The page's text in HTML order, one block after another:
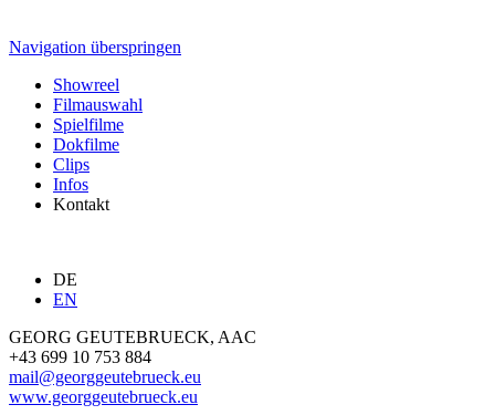
Navigation überspringen
Showreel
Filmauswahl
Spielfilme
Dokfilme
Clips
Infos
Kontakt
DE
EN
GEORG GEUTEBRUECK, AAC
+43 699 10 753 884
mail@georggeutebrueck.eu
www.georggeutebrueck.eu